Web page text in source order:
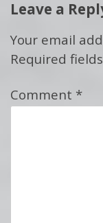
Leave a
Your email
Required
Comment *